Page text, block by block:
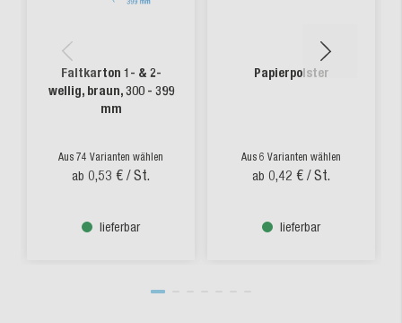
Faltkarton 1- & 2-
wellig, braun, 300 - 399
mm
Aus 74 Varianten wählen
ab 0,53 € / St.
lieferbar
Papierpolster
Aus 6 Varianten wählen
ab 0,42 € / St.
lieferbar